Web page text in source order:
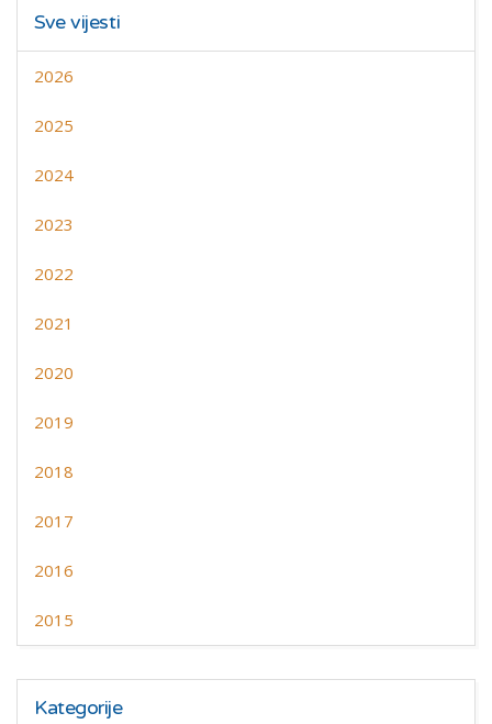
Sve vijesti
2026
2025
2024
2023
2022
2021
2020
2019
2018
2017
2016
2015
Kategorije